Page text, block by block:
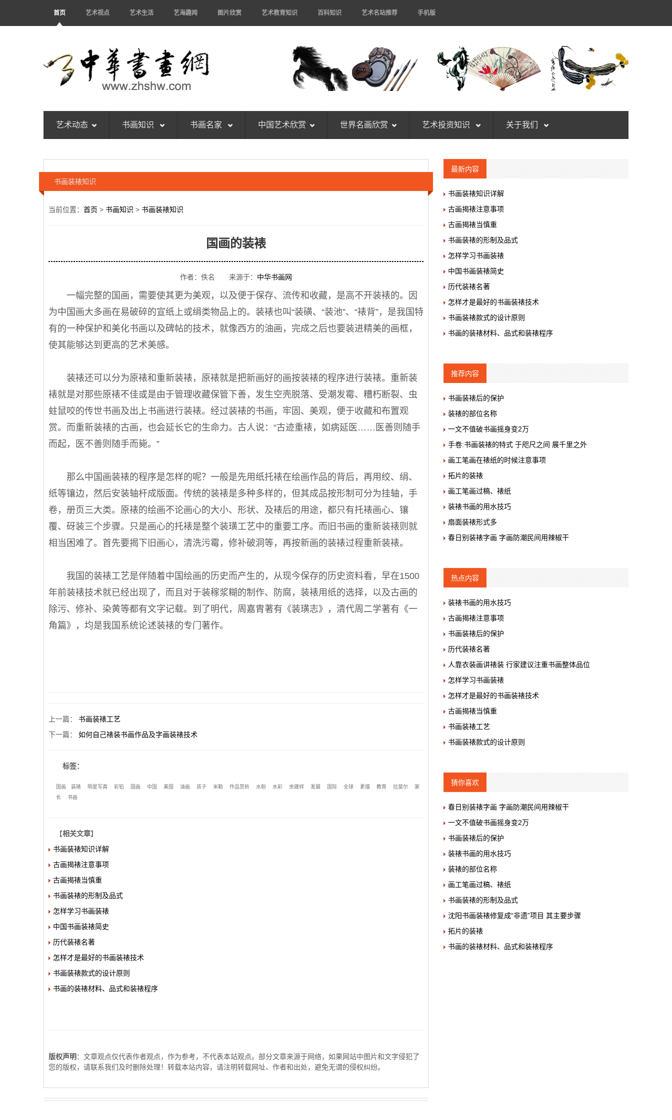
首页 艺术视点 艺术生活 艺海趣闻 图片欣赏 艺术教育知识 百科知识 艺术名站推荐 手机版
艺术动态 书画知识 书画名家 中国艺术欣赏 世界名画欣赏 艺术投资知识 关于我们
书画装裱知识
当前位置： 首页 > 书画知识 > 书画装裱知识
国画的装裱
作者：佚名 来源于： 中华书画网
一幅完整的国画，需要使其更为美观，以及便于保存、流传和收藏，是高不开装裱的。因
为中国画大多画在易破碎的宣纸上或绢类物品上的。装裱也叫“装磺、“装池”、“裱背”，是我国特
有的一种保护和美化书画以及碑帖的技术，就像西方的油画，完成之后也要装进精美的画框，
使其能够达到更高的艺术美感。
装裱还可以分为原裱和重新装裱，原裱就是把新画好的画按装裱的程序进行装裱。重新装
裱就是对那些原裱不佳或是由于管理收藏保管下善，发生空壳脱落、受潮发霉、糟朽断裂、虫
蛀鼠咬的传世书画及出上书画进行装裱。经过装裱的书画，牢固、美观，便于收藏和布置观
赏。而重新装裱的古画，也会延长它的生命力。古人说：“古迹重裱，如病延医……医善则随手
而起，医不善则随手而毙。”
那么中国画装裱的程序是怎样的呢？一般是先用纸托裱在绘画作品的背后，再用绞、绢、
纸等镶边，然后安装轴杆成版面。传统的装裱是多种多样的，但其成品按形制可分为挂轴，手
卷，册页三大类。原裱的绘画不论画心的大小、形状、及裱后的用途，都只有托裱画心、镶
覆、砑装三个步骤。只是画心的托裱是整个装璜工艺中的重要工序。而旧书画的重新装裱则就
相当困难了。首先要揭下旧画心，清洗污霉，修补破洞等，再按新画的装裱过程重新装裱。
我国的装裱工艺是伴随着中国绘画的历史而产生的，从现今保存的历史资料看，早在1500
年前装裱技术就已经出现了，而且对于装稼浆糊的制作、防腐，装裱用纸的选择，以及古画的
除污、修补、染黄等都有文字记载。到了明代，周嘉胄著有《装璜志》，清代周二学著有《一
角篇》，均是我国系统论述装裱的专门著作。
上一篇： 书画装裱工艺
下一篇： 如何自己裱装书画作品及字画装裱技术
标签：
国画 装裱 明星写真 彩铅 国画 中国 美国 油画 孩子 米勒 作品赏析 水粉 水彩 余建祥 发展 国际 全球 素描 教育 拉斐尔
家
长
书画
【相关文章】
书画装裱知识详解
古画揭裱注意事项
古画揭裱当慎重
书画装裱的形制及品式
怎样学习书画装裱
中国书画装裱简史
历代装裱名著
怎样才是最好的书画装裱技术
书画装裱款式的设计原则
书画的装裱材料、品式和装裱程序
版权声明 ：文章观点仅代表作者观点，作为参考，不代表本站观点。部分文章来源于网络，如果网站中图片和文字侵犯了
您的版权，请联系我们及时删除处理！转载本站内容，请注明转载网址、作者和出处，避免无谓的侵权纠纷。
最新内容
书画装裱知识详解
古画揭裱注意事项
古画揭裱当慎重
书画装裱的形制及品式
怎样学习书画装裱
中国书画装裱简史
历代装裱名著
怎样才是最好的书画装裱技术
书画装裱款式的设计原则
书画的装裱材料、品式和装裱程序
推荐内容
书画装裱后的保护
装裱的部位名称
一文不值破书画摇身变2万
手卷:书画装裱的特式 于咫尺之间 展千里之外
画工笔画在裱纸的时候注意事项
拓片的装裱
画工笔画过稿、裱纸
装裱书画的用水技巧
扇面装裱形式多
春日别装裱字画 字画防潮民间用辣椒干
热点内容
装裱书画的用水技巧
古画揭裱注意事项
书画装裱后的保护
历代装裱名著
人靠衣装画讲裱装 行家建议注重书画整体品位
怎样学习书画装裱
怎样才是最好的书画装裱技术
古画揭裱当慎重
书画装裱工艺
书画装裱款式的设计原则
猜你喜欢
春日别装裱字画 字画防潮民间用辣椒干
一文不值破书画摇身变2万
书画装裱后的保护
装裱书画的用水技巧
装裱的部位名称
画工笔画过稿、裱纸
书画装裱的形制及品式
沈阳书画装裱修复成“非遗”项目 其主要步骤
拓片的装裱
书画的装裱材料、品式和装裱程序